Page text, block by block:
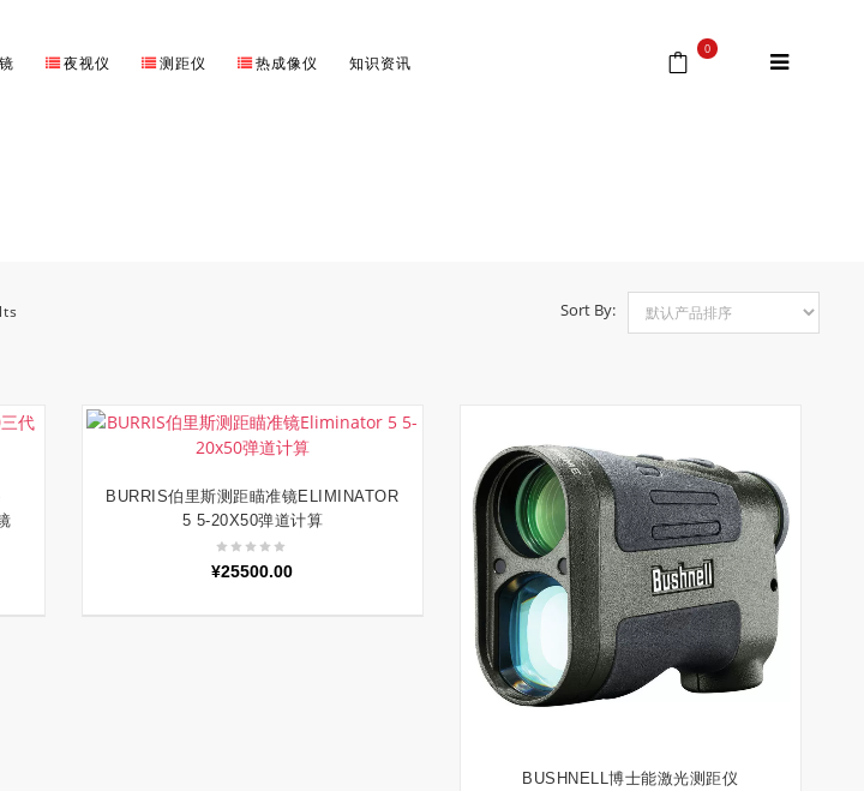
夜视仪 测距仪 热成像仪 知识资讯
0
Sort By:
阅读更多
BURRIS伯里斯测距瞄准镜ELIMINATOR
5 5-20X50弹道计算
¥25500.00
加入购物车
BUSHNELL博士能激光测距仪